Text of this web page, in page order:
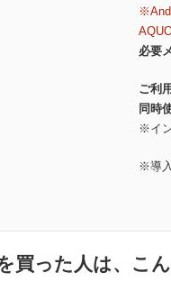
必要
ご利
同時
※イ
※導
買った人は、こ